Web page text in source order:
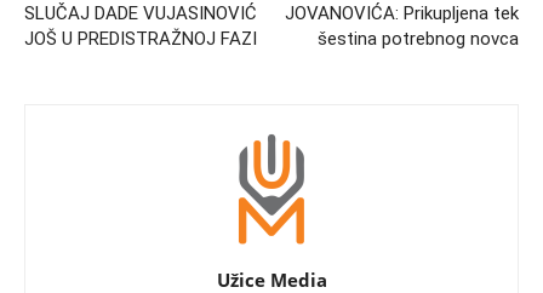
SLUČAJ DADE VUJASINOVIĆ
JOŠ U PREDISTRAŽNOJ FAZI
JOVANOVIĆA: Prikupljena tek
šestina potrebnog novca
Užice Media